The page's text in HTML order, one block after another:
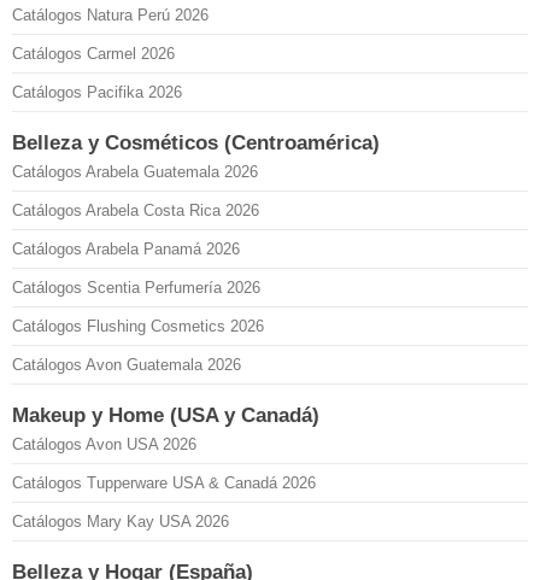
Catálogos Natura Perú 2026
Catálogos Carmel 2026
Catálogos Pacifika 2026
Belleza y Cosméticos (Centroamérica)
Catálogos Arabela Guatemala 2026
Catálogos Arabela Costa Rica 2026
Catálogos Arabela Panamá 2026
Catálogos Scentia Perfumería 2026
Catálogos Flushing Cosmetics 2026
Catálogos Avon Guatemala 2026
Makeup y Home (USA y Canadá)
Catálogos Avon USA 2026
Catálogos Tupperware USA & Canadá 2026
Catálogos Mary Kay USA 2026
Belleza y Hogar (España)